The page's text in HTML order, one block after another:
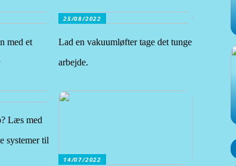
med et
25/08/2022
Lad en vakuumløfter tage det tunge
arbejde.
Læs med
systemer til
14/07/2022